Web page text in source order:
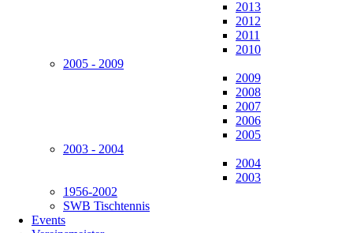
2013
2012
2011
2010
2005 - 2009
2009
2008
2007
2006
2005
2003 - 2004
2004
2003
1956-2002
SWB Tischtennis
Events